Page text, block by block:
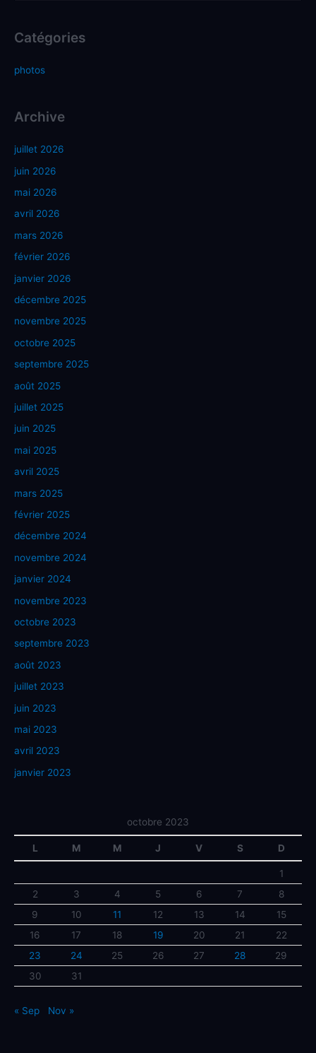
Catégories
photos
Archive
juillet 2026
juin 2026
mai 2026
avril 2026
mars 2026
février 2026
janvier 2026
décembre 2025
novembre 2025
octobre 2025
septembre 2025
août 2025
juillet 2025
juin 2025
mai 2025
avril 2025
mars 2025
février 2025
décembre 2024
novembre 2024
janvier 2024
novembre 2023
octobre 2023
septembre 2023
août 2023
juillet 2023
juin 2023
mai 2023
avril 2023
janvier 2023
octobre 2023
L M M J V S D
1
2
3 4 5 6 7
8
9
10 11 12 13 14
15
16
17 18 19 20 21
22
23
24 25 26 27 28
29
30
31
« Sep Nov »